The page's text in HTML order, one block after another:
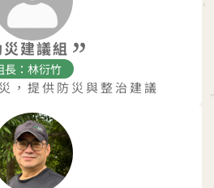
建議組
長：林衍竹
，提供防災與整治建議